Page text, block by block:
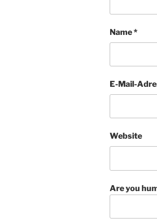
Name*
E-Mail-
Website
Are you